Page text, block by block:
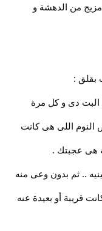
من الدهشة و
بقلق :
البت دى و كل مرة
اللى هى كانت
هى عجبتك .
.. ثم بدون وعى منه
قريبة أو بعيدة عنه